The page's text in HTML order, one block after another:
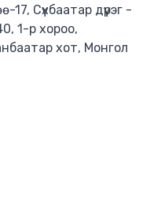
Сүхбаатар дүүрэг -
1-р хороо,
хот, Монгол